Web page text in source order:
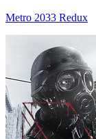
Metro 2033 Redux